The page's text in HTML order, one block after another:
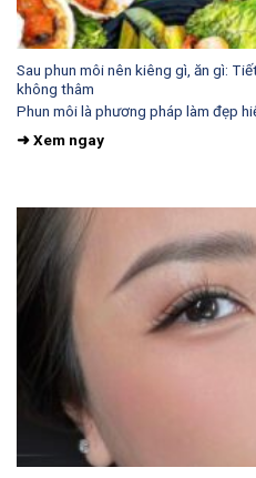
Sau phun môi nên kiêng gì, ăn gì:
không thâm
Phun môi là phương pháp làm đẹp